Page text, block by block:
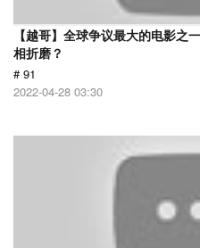
【越哥】全球争议最大的电影之
相折磨？
# 91
2022-04-28 03:30